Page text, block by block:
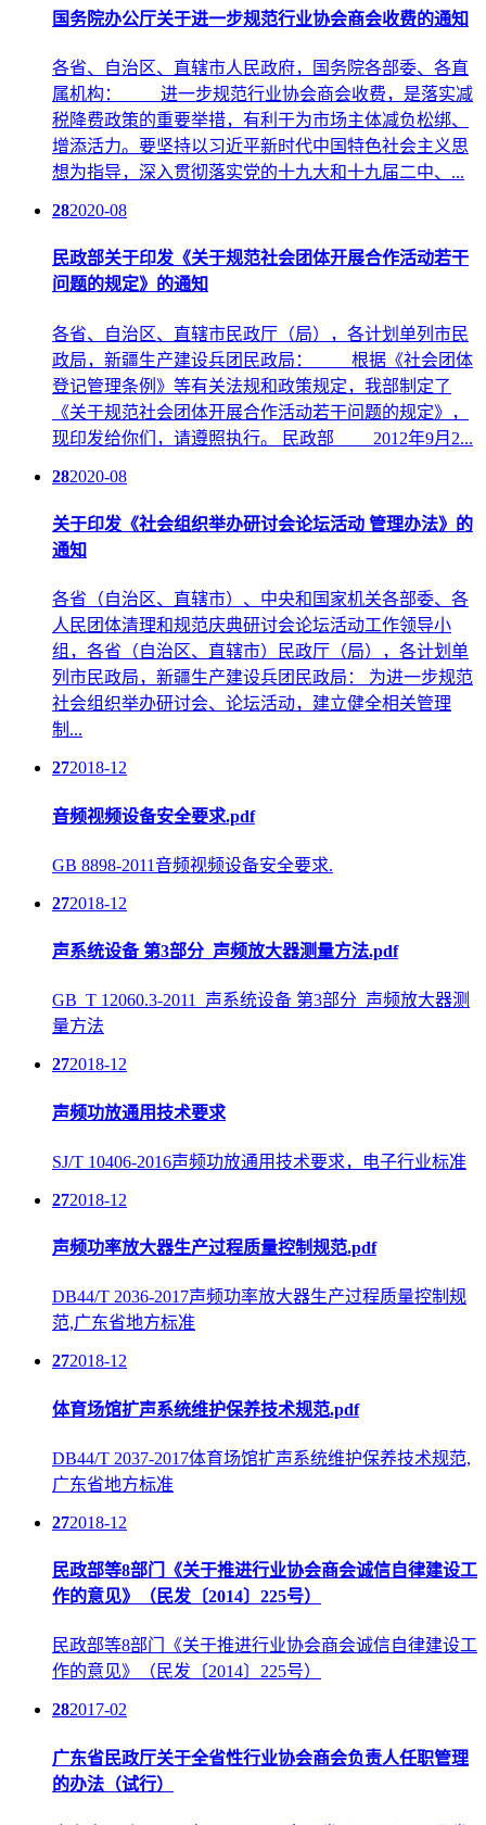
国务院办公厅关于进一步规范行业协会商会收费的通知
各省、自治区、直辖市人民政府，国务院各部委、各直
属机构： 进一步规范行业协会商会收费，是落实减
税降费政策的重要举措，有利于为市场主体减负松绑、
增添活力。要坚持以习近平新时代中国特色社会主义思
想为指导，深入贯彻落实党的十九大和十九届二中、...
282020-08
民政部关于印发《关于规范社会团体开展合作活动若干
问题的规定》的通知
各省、自治区、直辖市民政厅（局），各计划单列市民
政局，新疆生产建设兵团民政局： 根据《社会团体
登记管理条例》等有关法规和政策规定，我部制定了
《关于规范社会团体开展合作活动若干问题的规定》，
现印发给你们，请遵照执行。 民政部 2012年9月2...
282020-08
关于印发《社会组织举办研讨会论坛活动 管理办法》的
通知
各省（自治区、直辖市）、中央和国家机关各部委、各
人民团体清理和规范庆典研讨会论坛活动工作领导小
组，各省（自治区、直辖市）民政厅（局），各计划单
列市民政局，新疆生产建设兵团民政局： 为进一步规范
社会组织举办研讨会、论坛活动，建立健全相关管理
制...
272018-12
音频视频设备安全要求.pdf
GB 8898-2011音频视频设备安全要求.
272018-12
声系统设备 第3部分_声频放大器测量方法.pdf
GB_T 12060.3-2011_声系统设备 第3部分_声频放大器测
量方法
272018-12
声频功放通用技术要求
SJ/T 10406-2016声频功放通用技术要求，电子行业标准
272018-12
声频功率放大器生产过程质量控制规范.pdf
DB44/T 2036-2017声频功率放大器生产过程质量控制规
范,广东省地方标准
272018-12
体育场馆扩声系统维护保养技术规范.pdf
DB44/T 2037-2017体育场馆扩声系统维护保养技术规范,
广东省地方标准
272018-12
民政部等8部门《关于推进行业协会商会诚信自律建设工
作的意见》（民发〔2014〕225号）
民政部等8部门《关于推进行业协会商会诚信自律建设工
作的意见》（民发〔2014〕225号）
282017-02
广东省民政厅关于全省性行业协会商会负责人任职管理
的办法（试行）